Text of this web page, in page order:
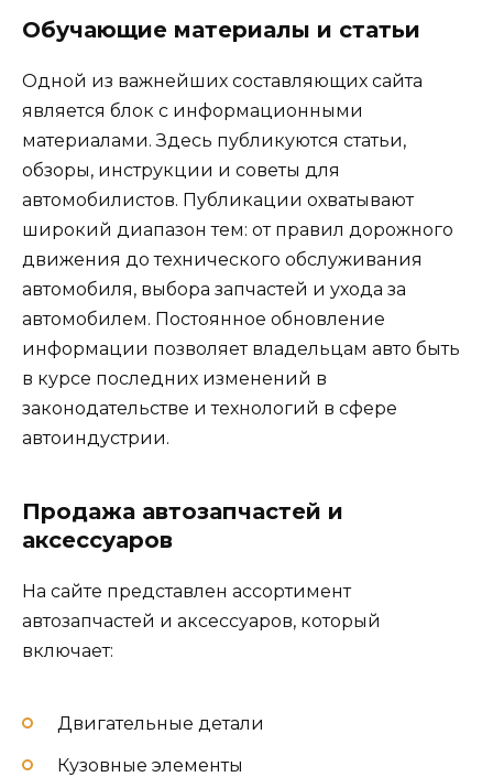
Обучающие материалы и статьи
Одной из важнейших составляющих сайта
является блок с информационными
материалами. Здесь публикуются статьи,
обзоры, инструкции и советы для
автомобилистов. Публикации охватывают
широкий диапазон тем: от правил дорожного
движения до технического обслуживания
автомобиля, выбора запчастей и ухода за
автомобилем. Постоянное обновление
информации позволяет владельцам авто быть
в курсе последних изменений в
законодательстве и технологий в сфере
автоиндустрии.
Продажа автозапчастей и
аксессуаров
На сайте представлен ассортимент
автозапчастей и аксессуаров, который
включает:
Двигательные детали
Кузовные элементы